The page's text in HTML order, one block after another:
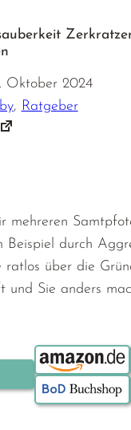
Oktober 2024
, Ratgeber
mehreren
Beispiel durch
ratlos über die
und Sie anders
Bestellen über: